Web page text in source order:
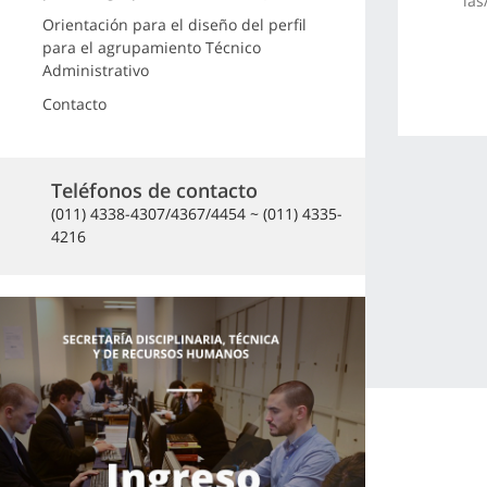
Orientación para el diseño del perfil
para el agrupamiento Técnico
Administrativo
Contacto
Teléfonos de contacto
(011) 4338-4307/4367/4454 ~ (011) 4335-
4216